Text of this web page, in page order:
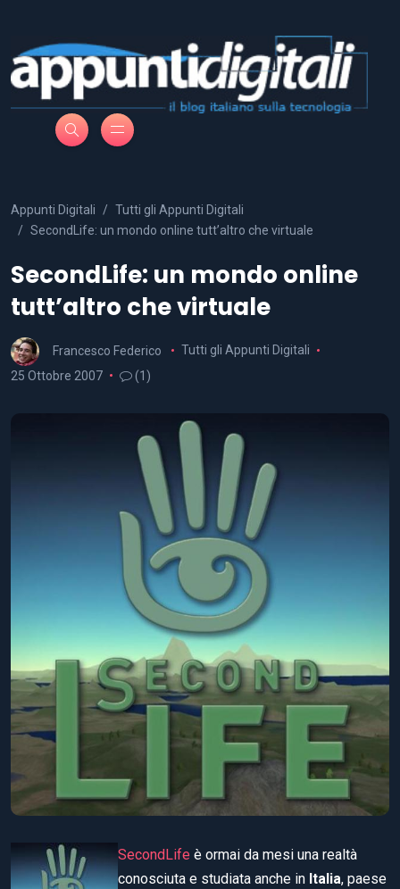
Appunti Digitali
Tutti gli Appunti Digitali
SecondLife: un mondo online tutt’altro che virtuale
SecondLife: un mondo online
tutt’altro che virtuale
Francesco Federico
Tutti gli Appunti Digitali
25 Ottobre 2007
(1)
SecondLife è ormai da mesi una realtà
conosciuta e studiata anche in Italia, paese